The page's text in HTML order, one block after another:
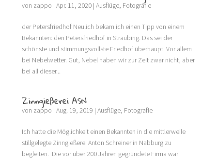
von zappo | Apr. 11, 2020| Ausflüge, Fotografie
der Petersfriedhof Neulich bekam ich einen Tipp von einem
Bekannten: den Petersfriedhof in Straubing. Das sei der
schönste und stimmungsvollste Friedhof überhaupt. Vor allem
bei Nebelwetter. Gut, Nebel haben wir zur Zeit zwar nicht, aber
bei all dieser...
Zinngießerei ASN
von zappo | Aug. 19, 2019 | Ausflüge, Fotografie
Ich hatte die Möglichkeit einen Bekannten in die mittlerweile
stillgelegte Zinngießerei Anton Schreiner in Nabburg zu
begleiten. Die vor über 200 Jahren gegründete Firma war